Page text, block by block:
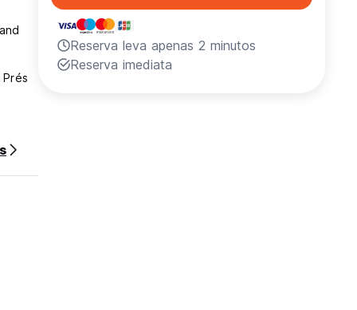
card
Reserva leva apenas 2 minutos
Reserva imediata